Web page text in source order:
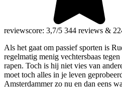
reviewscore: 3,7/5 344 reviews &
Als het gaat om passief sporten is
regelmatig menig vechtersbaas
rapen. Toch is hij niet vies van
moet toch alles in je leven
Amsterdammer zo nu en dan eens